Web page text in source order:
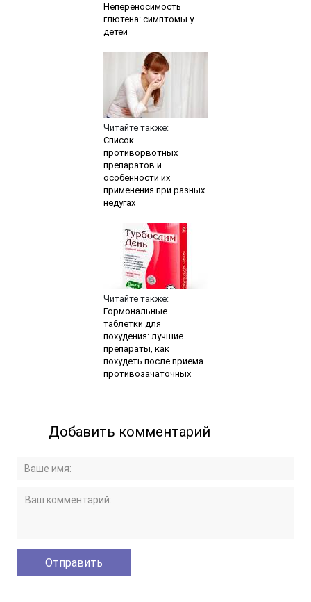
Непереносимость
глютена: симптомы у
детей
Читайте также:
Список
противорвотных
препаратов и
особенности их
применения при разных
недугах
Читайте также:
Гормональные
таблетки для
похудения: лучшие
препараты, как
похудеть после приема
противозачаточных
Добавить комментарий